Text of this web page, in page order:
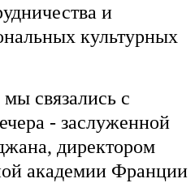
и
культурных
связались с
- заслуженной
директором
академии Франции